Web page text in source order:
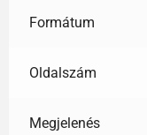
Formátum
Oldalszám
Megjelenés